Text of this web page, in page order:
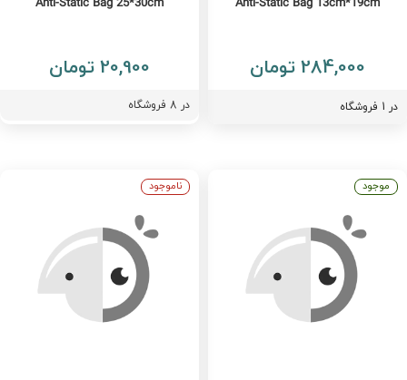
Anti-Static Bag 13cm*19cm
284,000 تومان
Anti-Static Bag 25*30cm
20,900 تومان
8 فروشگاه
موجود ناموجود